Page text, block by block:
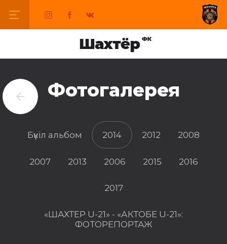
Фотогалерея
Бүкіл альбом 2014 2012 2008
2007 2013 2006 2015 2016
2017
«ШАХТЕР U-21» - «АКТОБЕ U-21»:
ФОТОРЕПОРТАЖ